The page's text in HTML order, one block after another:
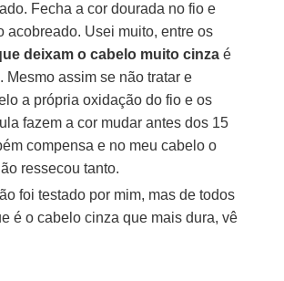
Fecha a cor dourada no fio e
acobreado. Usei muito, entre os
deixam o cabelo muito cinza é
Mesmo assim se não tratar e
a própria oxidação do fio e os
fazem a cor mudar antes dos 15
compensa e no meu cabelo o
ressecou tanto.
foi testado por mim, mas de todos
é o cabelo cinza que mais dura, vê